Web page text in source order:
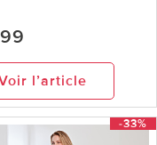
l’article
-33%